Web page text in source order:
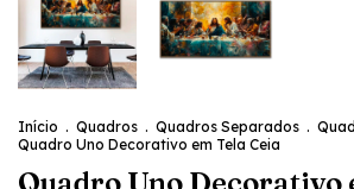
Início . Quadros . Quadros Separados .
Quadro Uno Decorativo em Tela Ceia